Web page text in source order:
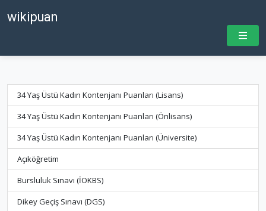
wikipuan
34 Yaş Üstü Kadın Kontenjanı Puanları (Lisans)
34 Yaş Üstü Kadın Kontenjanı Puanları (Önlisans)
34 Yaş Üstü Kadın Kontenjanı Puanları (Üniversite)
Açıköğretim
Bursluluk Sınavı (İOKBS)
Dikey Geçiş Sınavı (DGS)